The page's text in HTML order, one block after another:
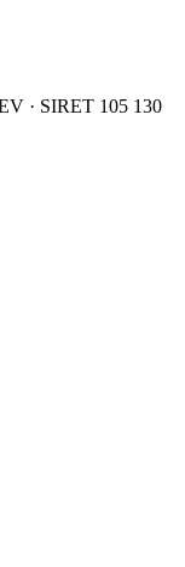
· SIRET 105 130